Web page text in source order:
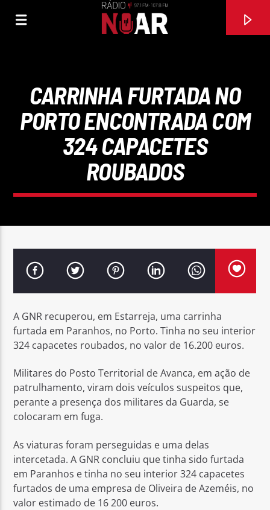
FAIXA ATUAL
ONDE ESTÁ O MEU AMOR ANTIGO
SEVERIANO
Rádio No ar
CARRINHA FURTADA NO
PORTO ENCONTRADA COM
324 CAPACETES
ROUBADOS
A GNR recuperou, em Estarreja, uma carrinha
furtada em Paranhos, no Porto. Tinha no seu interior
324 capacetes roubados, no valor de 16.200 euros.
Militares do Posto Territorial de Avanca, em ação de
patrulhamento, viram dois veículos suspeitos que,
perante a presença dos militares da Guarda, se
colocaram em fuga.
As viaturas foram perseguidas e uma delas
intercetada. A GNR concluiu que tinha sido furtada
em Paranhos e tinha no seu interior 324 capacetes
furtados de uma empresa de Oliveira de Azeméis, no
valor estimado de 16 200 euros.